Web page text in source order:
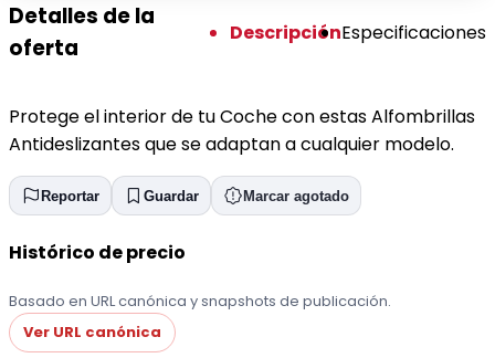
Detalles de la
oferta
DescripciónEspecificaciones
Protege el interior de tu Coche con estas Alfombrillas
Antideslizantes que se adaptan a cualquier modelo.
Reportar Guardar Marcar agotado
Histórico de precio
Basado en URL canónica y snapshots de publicación.
Ver URL canónica